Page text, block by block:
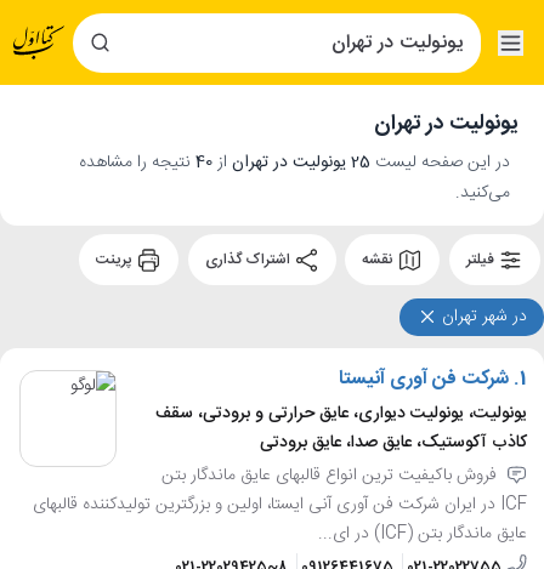
یونولیت در تهران
در این صفحه لیست 25 یونولیت در تهران از40 نتیجه را مشاهده
می‌کنید.
فیلتر نقشه
در شهر تهران
1. شرکت فن آوری آنیستا
یونولیت، یونولیت دیواری، عایق حرارتی و برودتی، سقف
کاذب آکوستیک، عایق صدا، عایق برودتی
فروش باکیفیت ترین انواع قالبهای عایق ماندگار بتن
ICF در ایران شرکت فن آوری آنی ایستا، اولین و بزرگترین تولیدکننده قالبهای
عایق ماندگار بتن (ICF) در ای...